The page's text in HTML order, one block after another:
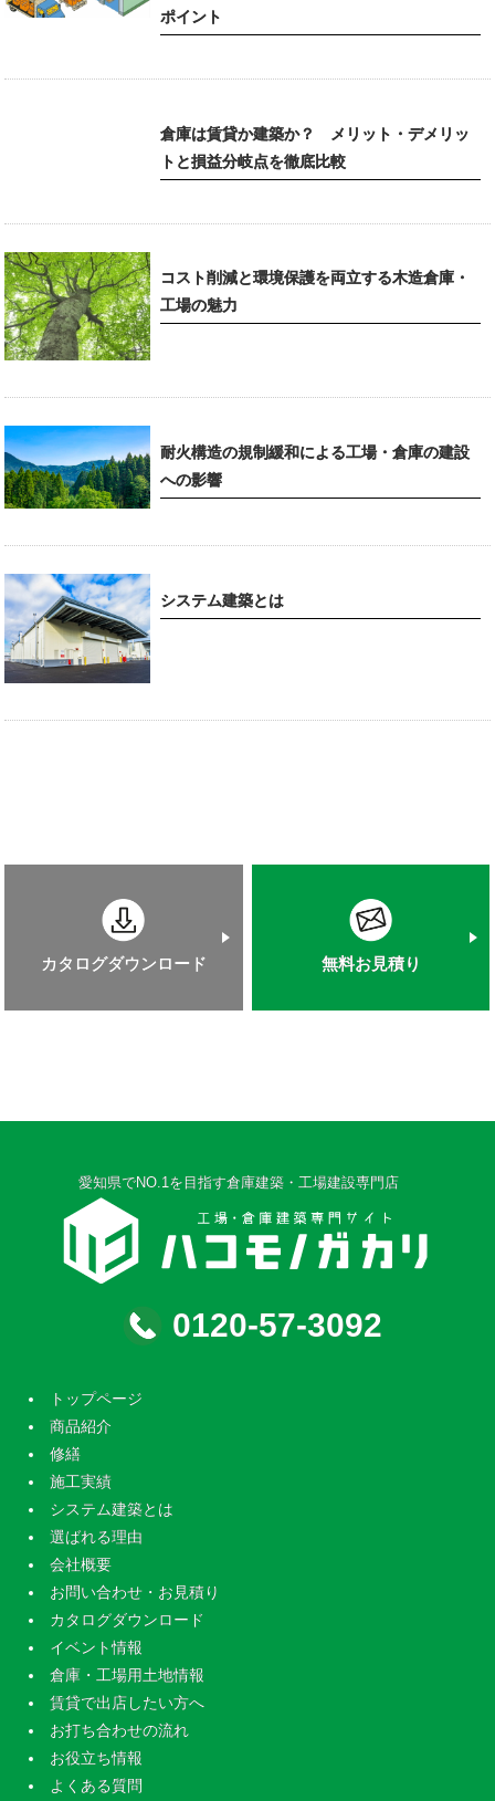
ポイント
倉庫は賃貸か建築か？ メリット・デメリッ
トと損益分岐点を徹底比較
コスト削減と環境保護を両立する木造倉庫・
工場の魅力
耐火構造の規制緩和による工場・倉庫の建設
への影響
システム建築とは
カタログダウンロード 無料お見積り
愛知県でNO.1を目指す倉庫建築・工場建設専門店
0120-57-3092
トップページ
商品紹介
修繕
施工実績
システム建築とは
選ばれる理由
会社概要
お問い合わせ・お見積り
カタログダウンロード
イベント情報
倉庫・工場用土地情報
賃貸で出店したい方へ
お打ち合わせの流れ
お役立ち情報
よくある質問